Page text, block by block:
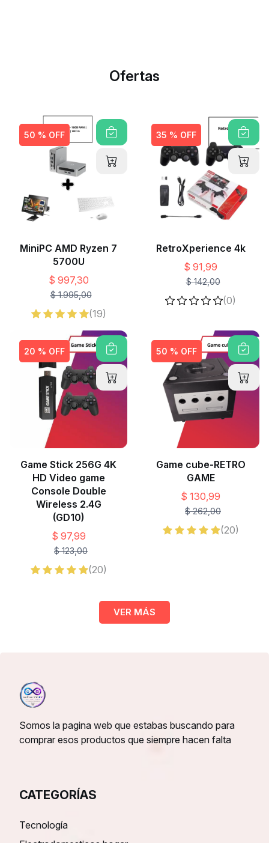
Ofertas
50 % OFF
MiniPC AMD Ryzen 7
5700U
$ 997,30
$ 1.995,00
(19)
35 % OFF
RetroXperience 4k
$ 91,99
$ 142,00
(0)
20 % OFF
Game Stick 256G 4K
HD Video game
Console Double
Wireless 2.4G
(GD10)
$ 97,99
$ 123,00
(20)
50 % OFF
Game cube-RETRO
GAME
$ 130,99
$ 262,00
(20)
VER MÁS
Somos la pagina web que estabas buscando para
comprar esos productos que siempre hacen falta
CATEGORÍAS
Tecnología